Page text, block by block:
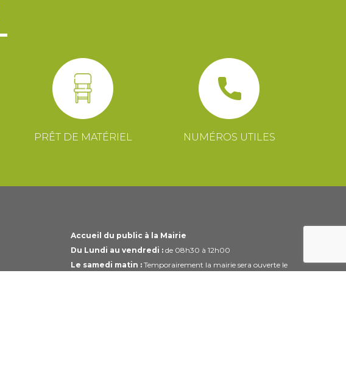
PRÊT DE MATÉRIEL NUMÉROS UTILES
Accueil du public à la Mairie
Du Lundi au vendredi :de 08h30 à 12h00
Le samedi matin :Temporairement la mairie sera ouverte le